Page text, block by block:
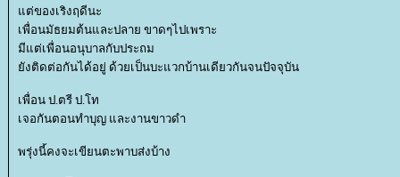
ต่ของเริงฤดีนะ
เพื่อนมัธยมต้นและปลาย ขาดๆไปเพราะ
มีแต่เพื่อนอนุบาลกับประถม
ังติดต่อกันได้อยู่ ด้วยเป็นบะแวกบ้านเดียวกันจนปัจจุบัน
เพื่อน ป.ตรี ป.โท
เจอกันตอนทำบุญ และงานขาวดำ
พรุ่งนี้คงจะเขียนตะพาบส่งบ้าง